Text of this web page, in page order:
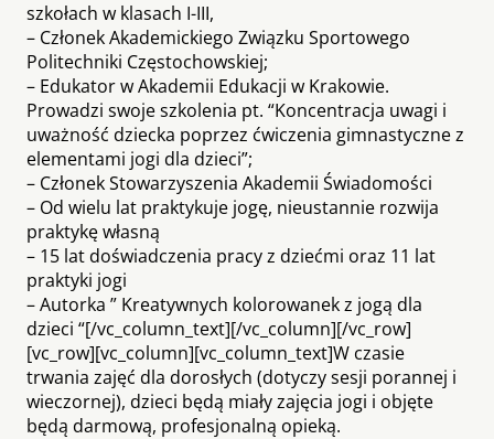
szkołach w klasach I-III,
– Członek Akademickiego Związku Sportowego
Politechniki Częstochowskiej;
– Edukator w Akademii Edukacji w Krakowie.
Prowadzi swoje szkolenia pt. “Koncentracja uwagi i
uważność dziecka poprzez ćwiczenia gimnastyczne z
elementami jogi dla dzieci”;
– Członek Stowarzyszenia Akademii Świadomości
– Od wielu lat praktykuje jogę, nieustannie rozwija
praktykę własną
– 15 lat doświadczenia pracy z dziećmi oraz 11 lat
praktyki jogi
– Autorka ” Kreatywnych kolorowanek z jogą dla
dzieci “[/vc_column_text][/vc_column][/vc_row]
[vc_row][vc_column][vc_column_text]W czasie
trwania zajęć dla dorosłych (dotyczy sesji porannej i
wieczornej), dzieci będą miały zajęcia jogi i objęte
będą darmową, profesjonalną opieką.